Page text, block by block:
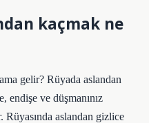
kaçmak ne
gelir? Rüyada aslandan
endişe ve düşmanınız
aslandan gizlice